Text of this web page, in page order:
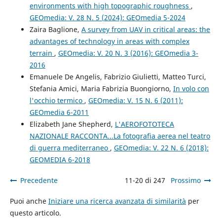
environments with high topographic roughness ,
GEOmedia: V. 28 N. 5 (2024): GEOmedia 5-2024
Zaira Baglione, A survey from UAV in critical areas: the
advantages of technology in areas with complex
terrain , GEOmedia: V. 20 N. 3 (2016): GEOmedia 3-
2016
Emanuele De Angelis, Fabrizio Giulietti, Matteo Turci,
Stefania Amici, Maria Fabrizia Buongiorno, In volo con
l'occhio termico , GEOmedia: V. 15 N. 6 (2011):
GEOmedia 6-2011
Elizabeth Jane Shepherd, L'AEROFOTOTECA
NAZIONALE RACCONTA...La fotografia aerea nel teatro
di guerra mediterraneo , GEOmedia: V. 22 N. 6 (2018):
GEOMEDIA 6-2018
Precedente 11-20 di 247 Prossimo
Puoi anche Iniziare una ricerca avanzata di similarità per
questo articolo.